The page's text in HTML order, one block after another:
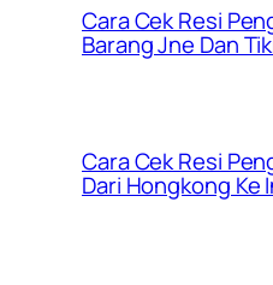
Cara Cek Resi
Barang Jne Dan
Cara Cek Resi
Dari Hongkong Ke